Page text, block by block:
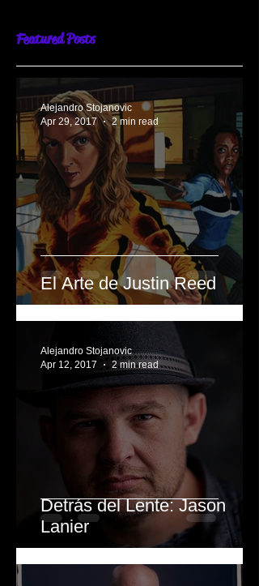
Featured Posts
El Arte de Justin Reed
Alejandro Stojanovic
Apr 29, 2017
2 min read
Detrás del Lente: Jason
Lanier
Alejandro Stojanovic
2 min read